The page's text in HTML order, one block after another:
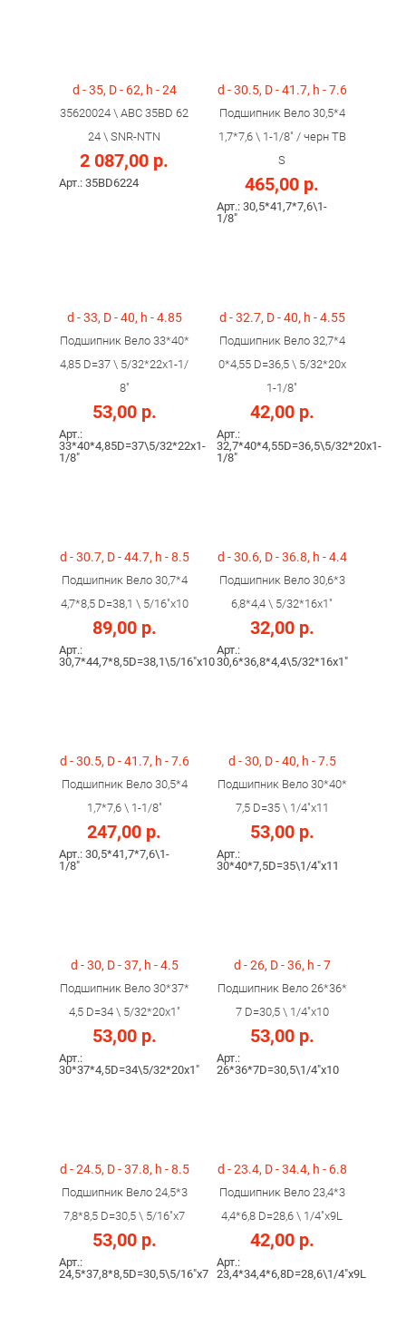
d - 35, D - 62, h - 24
35620024 \ ABC 35BD 62
24 \ SNR-NTN
2 087,00 р.
Арт.: 35BD6224
d - 30.5, D - 41.7, h - 7.6
Подшипник Вело 30,5*4
1,7*7,6 \ 1-1/8" / черн TB
S
465,00 р.
Арт.: 30,5*41,7*7,6\1-
1/8"
d - 33, D - 40, h - 4.85
Подшипник Вело 33*40*
4,85 D=37 \ 5/32*22x1-1/
8"
53,00 р.
Арт.:
33*40*4,85D=37\5/32*22x1-
1/8"
d - 32.7, D - 40, h - 4.55
Подшипник Вело 32,7*4
0*4,55 D=36,5 \ 5/32*20x
1-1/8"
42,00 р.
Арт.:
32,7*40*4,55D=36,5\5/32*20x1-
1/8"
d - 30.7, D - 44.7, h - 8.5
Подшипник Вело 30,7*4
4,7*8,5 D=38,1 \ 5/16"x10
89,00 р.
Арт.:
30,7*44,7*8,5D=38,1\5/16"x10
d - 30.6, D - 36.8, h - 4.4
Подшипник Вело 30,6*3
6,8*4,4 \ 5/32*16x1"
32,00 р.
Арт.:
30,6*36,8*4,4\5/32*16x1"
d - 30.5, D - 41.7, h - 7.6
Подшипник Вело 30,5*4
1,7*7,6 \ 1-1/8"
247,00 р.
Арт.: 30,5*41,7*7,6\1-
1/8"
d - 30, D - 40, h - 7.5
Подшипник Вело 30*40*
7,5 D=35 \ 1/4"x11
53,00 р.
Арт.:
30*40*7,5D=35\1/4"x11
d - 30, D - 37, h - 4.5
Подшипник Вело 30*37*
4,5 D=34 \ 5/32*20x1"
53,00 р.
Арт.:
30*37*4,5D=34\5/32*20x1"
d - 26, D - 36, h - 7
Подшипник Вело 26*36*
7 D=30,5 \ 1/4"x10
53,00 р.
Арт.:
26*36*7D=30,5\1/4"x10
d - 24.5, D - 37.8, h - 8.5
Подшипник Вело 24,5*3
7,8*8,5 D=30,5 \ 5/16"х7
53,00 р.
Арт.:
24,5*37,8*8,5D=30,5\5/16"х7
d - 23.4, D - 34.4, h - 6.8
Подшипник Вело 23,4*3
4,4*6,8 D=28,6 \ 1/4"х9L
42,00 р.
Арт.:
23,4*34,4*6,8D=28,6\1/4"х9L